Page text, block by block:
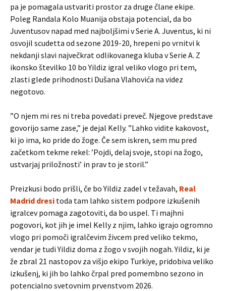
pa je pomagala ustvariti prostor za druge člane ekipe.
Poleg Randala Kolo Muanija obstaja potencial, da bo
Juventusov napad med najboljšimi v Serie A. Juventus, ki ni
osvojil scudetta od sezone 2019-20, hrepeni po vrnitvi k
nekdanji slavi največkrat odlikovanega kluba v Serie A. Z
ikonsko številko 10 bo Yildiz igral veliko vlogo pri tem,
zlasti glede prihodnosti Dušana Vlahovića na videz
negotovo.
”O njem mi res ni treba povedati preveč. Njegove predstave
govorijo same zase,” je dejal Kelly. ”Lahko vidite kakovost,
ki jo ima, ko pride do žoge. Če sem iskren, sem mu pred
začetkom tekme rekel: ’Pojdi, delaj svoje, stopi na žogo,
ustvarjaj priložnosti’ in prav to je storil.”
Preizkusi bodo prišli, če bo Yildiz zadel v težavah, Real
Madrid dresi toda tam lahko sistem podpore izkušenih
igralcev pomaga zagotoviti, da bo uspel. Ti majhni
pogovori, kot jih je imel Kelly z njim, lahko igrajo ogromno
vlogo pri pomoči igralčevim živcem pred veliko tekmo,
vendar je tudi Yildiz doma z žogo v svojih nogah. Yildiz, ki je
že zbral 21 nastopov za višjo ekipo Turkiye, pridobiva veliko
izkušenj, ki jih bo lahko črpal pred pomembno sezono in
potencialno svetovnim prvenstvom 2026.